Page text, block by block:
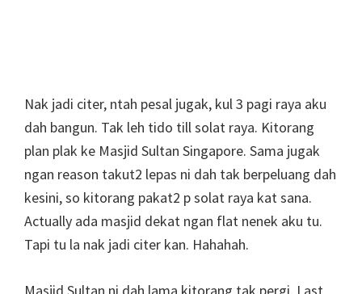
Nak jadi citer, ntah pesal jugak, kul 3 pagi raya aku
dah bangun. Tak leh tido till solat raya. Kitorang
plan plak ke Masjid Sultan Singapore. Sama jugak
ngan reason takut2 lepas ni dah tak berpeluang dah
kesini, so kitorang pakat2 p solat raya kat sana.
Actually ada masjid dekat ngan flat nenek aku tu.
Tapi tu la nak jadi citer kan. Hahahah.